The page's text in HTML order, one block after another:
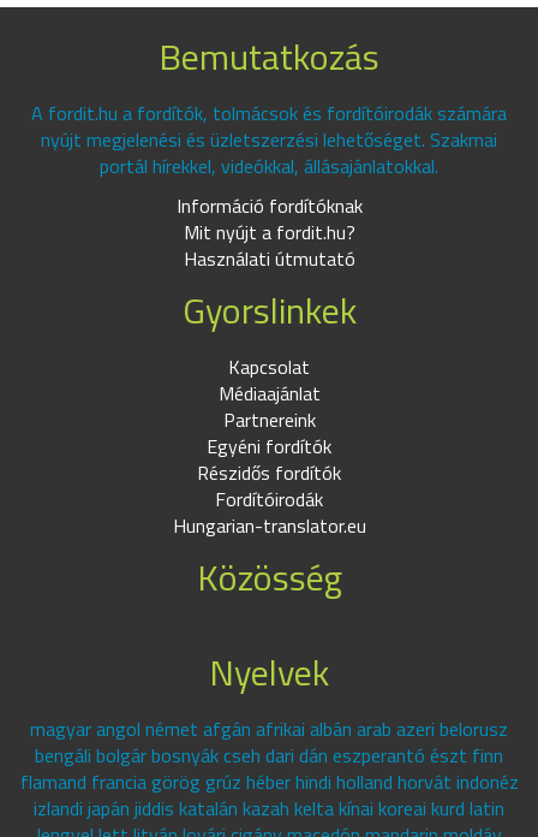
Bemutatkozás
A fordit.hu a fordítók, tolmácsok és fordítóirodák számára
nyújt megjelenési és üzletszerzési lehetőséget. Szakmai
portál hírekkel, videókkal, állásajánlatokkal.
Információ fordítóknak
Mit nyújt a fordit.hu?
Használati útmutató
Gyorslinkek
Kapcsolat
Médiaajánlat
Partnereink
Egyéni fordítók
Részidős fordítók
Fordítóirodák
Hungarian-translator.eu
Közösség
Nyelvek
magyar angol német afgán afrikai albán arab azeri belorusz
bengáli bolgár bosnyák cseh dari dán eszperantó észt finn
flamand francia görög grúz héber hindi holland horvát indonéz
izlandi japán jiddis katalán kazah kelta kínai koreai kurd latin